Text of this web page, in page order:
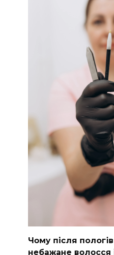
Чому після
небажане волосся